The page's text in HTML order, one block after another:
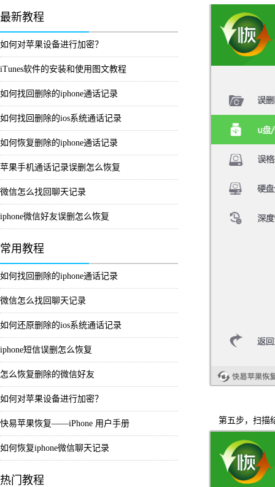
最新教程
如何对苹果设备进行加密？
iTunes软件的安装和使用图文教程
如何找回删除的iphone通话记录
如何找回删除的ios系统通话记录
如何恢复删除的iphone通话记录
苹果手机通话记录误删怎么恢复
微信怎么找回聊天记录
iphone微信好友误删怎么恢复
常用教程
如何找回删除的iphone通话记录
微信怎么找回聊天记录
如何还原删除的ios系统通话记录
iphone短信误删怎么恢复
怎么恢复删除的微信好友
如何对苹果设备进行加密？
快易苹果恢复——iPhone 用户手册
如何恢复iphone微信聊天记录
热门教程
第五步，扫描